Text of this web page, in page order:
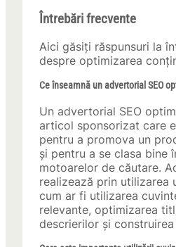
Întrebări frecvente
Aici găsiți răspunsuri la
despre optimizarea
Ce înseamnă un advertorial SEO
Un advertorial SEO
articol sponsorizat care
pentru a promova un
și pentru a se clasa bine
motoarelor de căutare.
realizează prin utilizarea
cum ar fi utilizarea
relevante, optimizarea
descrierilor și